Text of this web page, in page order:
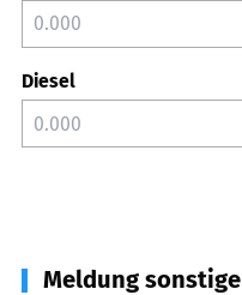
Diesel
Meldung